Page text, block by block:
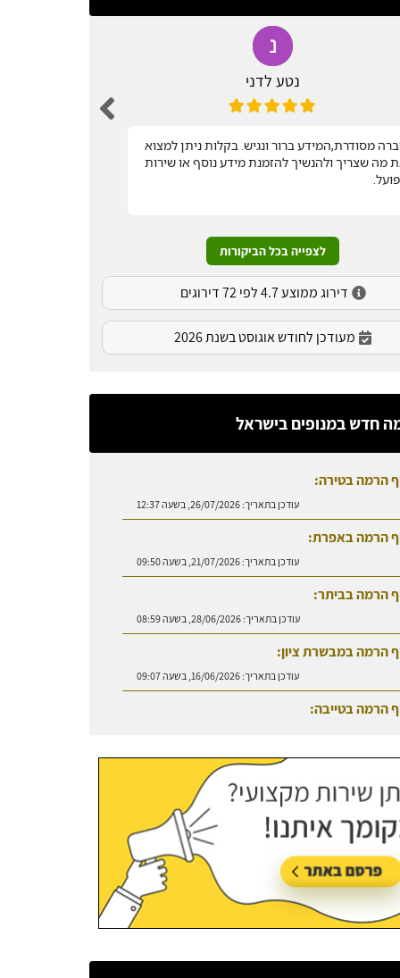
נטע לדני
מסודרת,המידע ברור ונגיש. בקלות ניתן למצוא
מה שצריך ולהנשיך להזמנת מידע נוסף או שירות
לצפייה בכל הביקורות
דירוג ממוצע 4.7 לפי 72 דירוגים
מעודכן לחודש אוגוסט בשנת 2026
חדש במנופים בישראל
הרמה בטירה:
עודכן בתאריך:26/07/2026, בשעה 12:37
הרמה באפרת:
עודכן בתאריך:21/07/2026, בשעה 09:50
הרמה בביתר:
עודכן בתאריך:28/06/2026, בשעה 08:59
הרמה במבשרת ציון:
עודכן בתאריך:16/06/2026, בשעה 09:07
הרמה בטייבה: